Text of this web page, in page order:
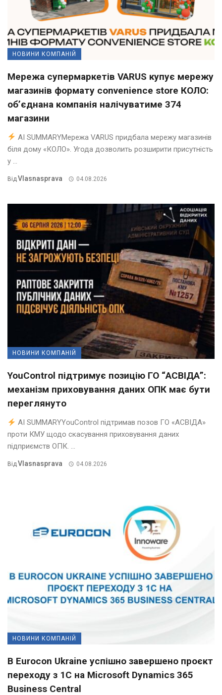
НОВИНИ КОМПАНІЙ
Мережа супермаркетів VARUS купує мережу
магазинів формату convenience store КОЛО:
об’єднана компанія налічуватиме 374
магазини
AI SUMMARYМережа VARUS придбала мережу магазинів
біля дому «КОЛО». Угода дозволить розширити присутність
у ...
ВідVlasnasprava 04.08.2026
НОВИНИ КОМПАНІЙ
YouControl підтримує позицію ГО “АСВІДА”:
механізм приховування даних ОПК має бути
переглянуто
AI SUMMARYYouControl підтримав позов ГО «АСВІДА»
проти КМУ щодо скасування приховування даних
підприємств ОПК. ...
ВідVlasnasprava 04.08.2026
НОВИНИ КОМПАНІЙ
В Eurocon Ukraine успішно завершено проєкт
переходу з 1С на Microsoft Dynamics 365
Business Central